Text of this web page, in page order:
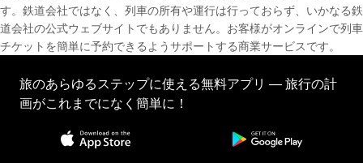
す。鉄道会社ではなく、列車の所有や運行は行っておらず、いかなる鉄
道会社の公式ウェブサイトでもありません。お客様がオンラインで列車
チケットを簡単に予約できるようサポートする商業サービスです。
旅のあらゆるステップに使える無料アプリ — 旅行の計
画がこれまでになく簡単に！